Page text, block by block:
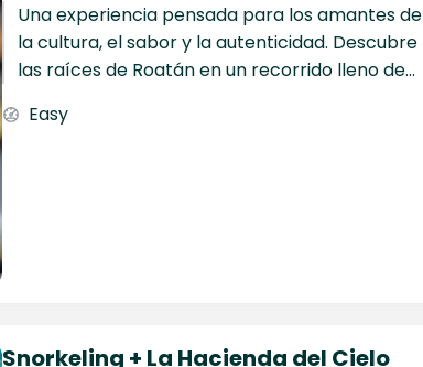
Una experiencia pensada para los amantes de
la cultura, el sabor y la autenticidad. Descubre
las raíces de Roatán en un recorrido lleno de
Easy
Snorkeling + La Hacienda del Cielo